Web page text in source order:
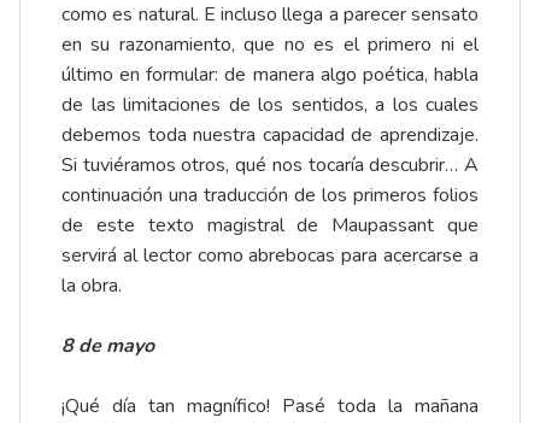
como es natural. E incluso llega a parecer sensato
en su razonamiento, que no es el primero ni el
último en formular: de manera algo poética, habla
de las limitaciones de los sentidos, a los cuales
debemos toda nuestra capacidad de aprendizaje.
Si tuviéramos otros, qué nos tocaría descubrir… A
continuación una traducción de los primeros folios
de este texto magistral de Maupassant que
servirá al lector como abrebocas para acercarse a
la obra.
8 de mayo
¡Qué día tan magnífico! Pasé toda la mañana